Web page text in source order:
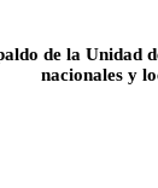
de la Unidad
nacionales y